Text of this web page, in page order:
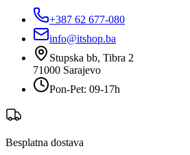
+387 62 677-080
info@itshop.ba
Stupska bb, Tibra 2
71000 Sarajevo
Pon-Pet: 09-17h
Besplatna dostava